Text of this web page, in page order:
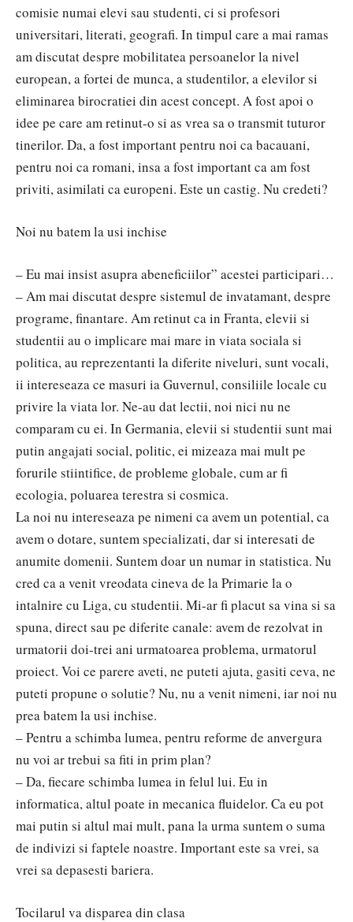
comisie numai elevi sau studenti, ci si profesori
universitari, literati, geografi. In timpul care a mai ramas
am discutat despre mobilitatea persoanelor la nivel
european, a fortei de munca, a studentilor, a elevilor si
eliminarea birocratiei din acest concept. A fost apoi o
idee pe care am retinut-o si as vrea sa o transmit tuturor
tinerilor. Da, a fost important pentru noi ca bacauani,
pentru noi ca romani, insa a fost important ca am fost
priviti, asimilati ca europeni. Este un castig. Nu credeti?
Noi nu batem la usi inchise
– Eu mai insist asupra abeneficiilor” acestei participari…
– Am mai discutat despre sistemul de invatamant, despre
programe, finantare. Am retinut ca in Franta, elevii si
studentii au o implicare mai mare in viata sociala si
politica, au reprezentanti la diferite niveluri, sunt vocali,
ii intereseaza ce masuri ia Guvernul, consiliile locale cu
privire la viata lor. Ne-au dat lectii, noi nici nu ne
comparam cu ei. In Germania, elevii si studentii sunt mai
putin angajati social, politic, ei mizeaza mai mult pe
forurile stiintifice, de probleme globale, cum ar fi
ecologia, poluarea terestra si cosmica.
La noi nu intereseaza pe nimeni ca avem un potential, ca
avem o dotare, suntem specializati, dar si interesati de
anumite domenii. Suntem doar un numar in statistica. Nu
cred ca a venit vreodata cineva de la Primarie la o
intalnire cu Liga, cu studentii. Mi-ar fi placut sa vina si sa
spuna, direct sau pe diferite canale: avem de rezolvat in
urmatorii doi-trei ani urmatoarea problema, urmatorul
proiect. Voi ce parere aveti, ne puteti ajuta, gasiti ceva, ne
puteti propune o solutie? Nu, nu a venit nimeni, iar noi nu
prea batem la usi inchise.
– Pentru a schimba lumea, pentru reforme de anvergura
nu voi ar trebui sa fiti in prim plan?
– Da, fiecare schimba lumea in felul lui. Eu in
informatica, altul poate in mecanica fluidelor. Ca eu pot
mai putin si altul mai mult, pana la urma suntem o suma
de indivizi si faptele noastre. Important este sa vrei, sa
vrei sa depasesti bariera.
Tocilarul va disparea din clasa